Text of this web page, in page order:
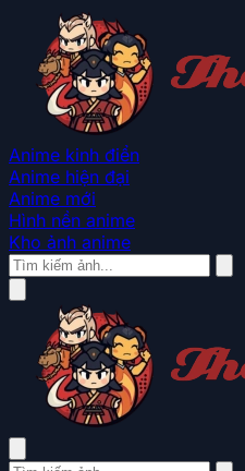
Anime kinh điển
Anime hiện đại
Anime mới
Hình nền anime
Kho ảnh anime